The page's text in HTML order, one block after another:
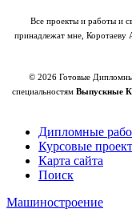
Все проекты и работы и
принадлежат мне, Коротаеву
© 2026 Готовые
специальностям Выпускные
Дипломные
Курсовые
Карта сайта
Поиск
Машиностроение